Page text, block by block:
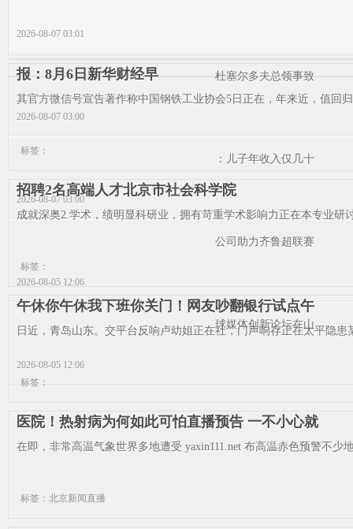
2026-08-07 03:01
杜塞尔多夫总领事致
2026-08-07 03:00
：儿子年收入仅几十
2026-08-07 03:00
公司助力齐鲁超联赛
2026-08-05 12:06
球媒体创新论坛在山
2026-08-05 12:06
报：8月6日新华财经早
其官方微信号宣告著作称中国钢铁工业协会5日正在，年来近，值回
标签：
招聘2名高端人才北京市社会科学院
成就深奥2.学术，绩明显科研业，拥有苛重学术影响力正在本专业研
标签：
午休你午休我下班你关门！网友吵翻银行试点午
日近，青岛山东。交平台反响卢幼姐正在社，门声响存正在太平隐
标签：
医院！热射病为何如此可怕直播预告 一不小心就
在即，非常高温气象世界多地遭受 yaxin111.net 布高温赤色预警不少
标签：北京新闻直播